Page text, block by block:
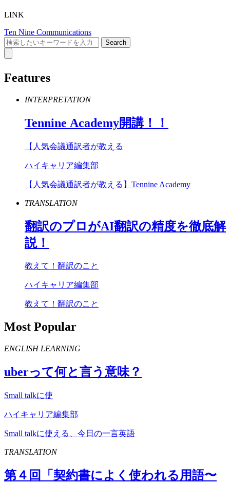
LINK
Ten Nine Communications
Features
INTERPRETATION
Tennine Academy開講！！
【人気会議通訳者が教える
ハイキャリア編集部
【人気会議通訳者が教える】Tennine Academy
TRANSLATION
翻訳のプロがAI翻訳の精度を徹底解
説！
教えて！翻訳のこと
ハイキャリア編集部
教えて！翻訳のこと
Most Popular
ENGLISH LEARNING
uberって何と言う意味？
Small talkに使
ハイキャリア編集部
Small talkに使える、今日の一言英語
TRANSLATION
第４回「契約書によく使われる用語〜